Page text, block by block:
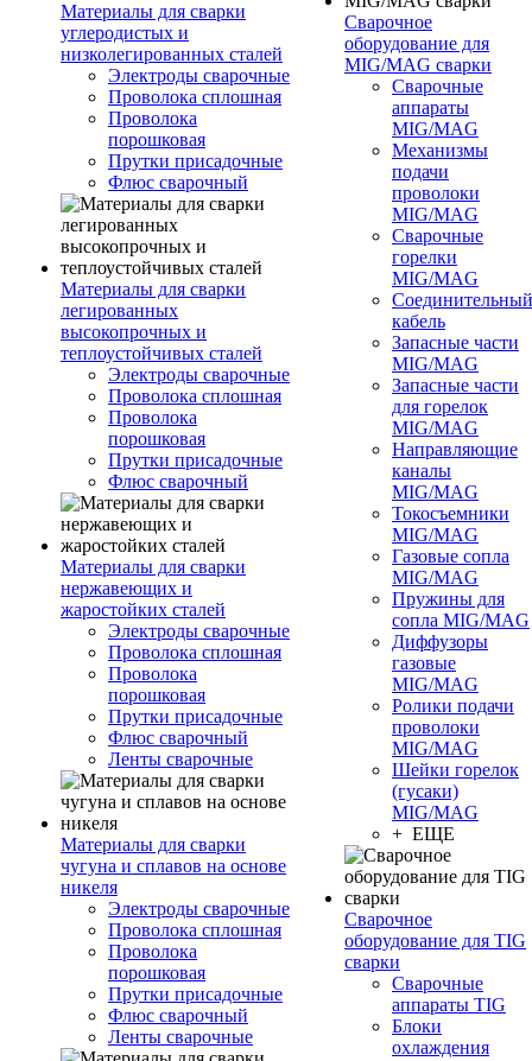
Материалы для сварки
углеродистых и
низколегированных сталей
Электроды сварочные
Проволока сплошная
Проволока
порошковая
Прутки присадочные
Флюс сварочный
Материалы для сварки
легированных
высокопрочных и
теплоустойчивых сталей
Электроды сварочные
Проволока сплошная
Проволока
порошковая
Прутки присадочные
Флюс сварочный
Материалы для сварки
нержавеющих и
жаростойких сталей
Электроды сварочные
Проволока сплошная
Проволока
порошковая
Прутки присадочные
Флюс сварочный
Ленты сварочные
Материалы для сварки
чугуна и сплавов на основе
никеля
Электроды сварочные
Проволока сплошная
Проволока
порошковая
Прутки присадочные
Флюс сварочный
Ленты сварочные
Сварочное
оборудование для
MIG/MAG сварки
Сварочные
аппараты
MIG/MAG
Механизмы
подачи
проволоки
MIG/MAG
Сварочные
горелки
MIG/MAG
Соединительный
кабель
Запасные части
MIG/MAG
Запасные части
для горелок
MIG/MAG
Направляющие
каналы
MIG/MAG
Токосъемники
MIG/MAG
Газовые сопла
MIG/MAG
Пружины для
сопла MIG/MAG
Диффузоры
газовые
MIG/MAG
Ролики подачи
проволоки
MIG/MAG
Шейки горелок
(гусаки)
MIG/MAG
+ ЕЩЕ
Сварочное
оборудование для TIG
сварки
Сварочные
аппараты TIG
Блоки
охлаждения